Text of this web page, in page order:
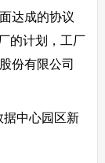
达成的协议
的计划，工厂
份有限公司
据中心园区新